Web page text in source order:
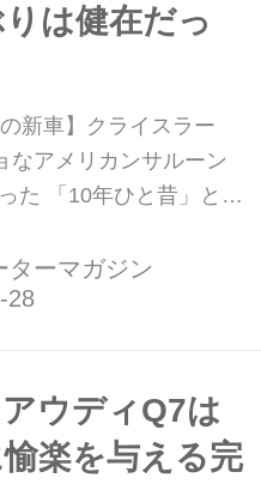
は健在だっ
新車】クライスラー
なアメリカンサルーン
た 「10年ひと昔」とは
視する傾向が強まって
代のニューモデル試乗
ターマガジン
アウディQ7は
楽を与える完